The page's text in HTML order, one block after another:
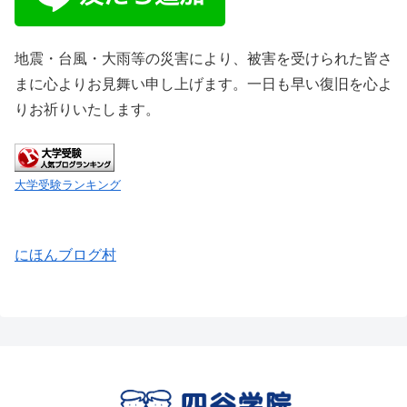
地震・台風・大雨等の災害により、被害を受けられた皆さ
まに心よりお見舞い申し上げます。一日も早い復旧を心よ
りお祈りいたします。
大学受験ランキング
にほんブログ村